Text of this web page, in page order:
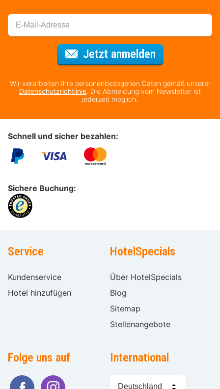
Jetzt anmeldenFür den
Wir verarbeiten Ihre personenbezogenen Daten gemäß unserer
Datenschutzrichtlinie. Die Abmeldung vom Newsletter ist
jederzeit möglich.
Schnell und sicher bezahlen:
Sichere Buchung:
Service
Kundenservice
Hotel hinzufügen
HotelSpecials
Über HotelSpecials
Blog
Sitemap
Stellenangebote
Folge uns auf International